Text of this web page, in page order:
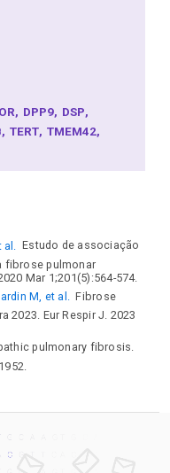
DPP9 DSP
TERT TMEM42
Estudo de associação
fibrose pulmonar
Mar 1;201(5):564-574.
M, et al. Fibrose
2023. Eur Respir J. 2023
pulmonary fibrosis.